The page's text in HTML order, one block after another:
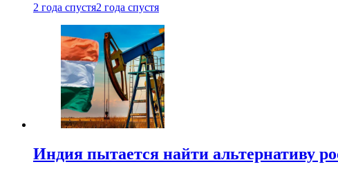
2 года спустя2 года спустя
Индия пытается найти альтернативу